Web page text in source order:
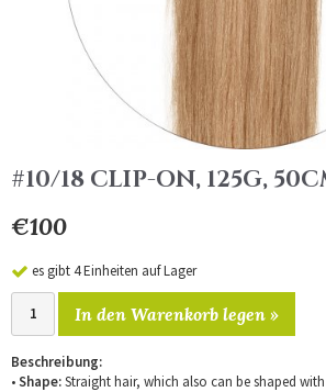
#10/18 CLIP-ON, 125G,
€100
es gibt 4 Einheiten auf Lager
In den Warenkorb legen »
Beschreibung:
•Shape:Straight hair, which also can be shaped